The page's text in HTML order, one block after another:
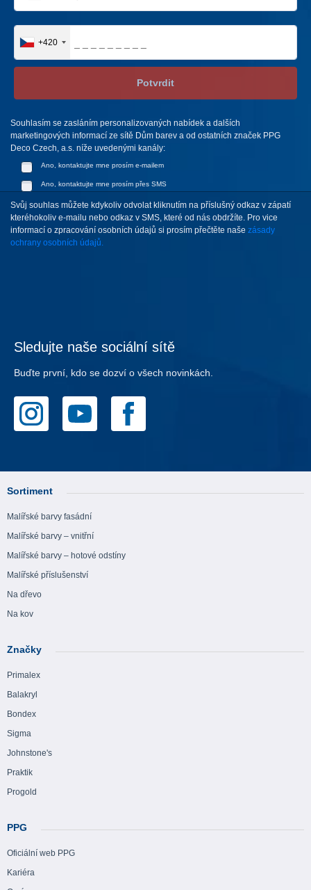
+420
Potvrdit
Souhlasím se zasláním personalizovaných nabídek a dalších
marketingových informací ze sítě Dům barev a od ostatních značek PPG
Deco Czech, a.s. níže uvedenými kanály:
Ano, kontaktujte mne prosím e-mailem
Ano, kontaktujte mne prosím přes SMS
Svůj souhlas můžete kdykoliv odvolat kliknutím na příslušný odkaz v zápatí
kteréhokoliv e-mailu nebo odkaz v SMS, které od nás obdržíte. Pro vice
informací o zpracování osobních údajů si prosím přečtěte naše zásady
ochrany osobních údajů.
Sledujte naše sociální sítě
Buďte první, kdo se dozví o všech novinkách.
Sortiment
Malířské barvy fasádní
Malířské barvy – vnitřní
Malířské barvy – hotové odstíny
Malířské příslušenství
Na dřevo
Na kov
Značky
Primalex
Balakryl
Bondex
Sigma
Johnstone's
Praktik
Progold
PPG
Oficiální web PPG
Kariéra